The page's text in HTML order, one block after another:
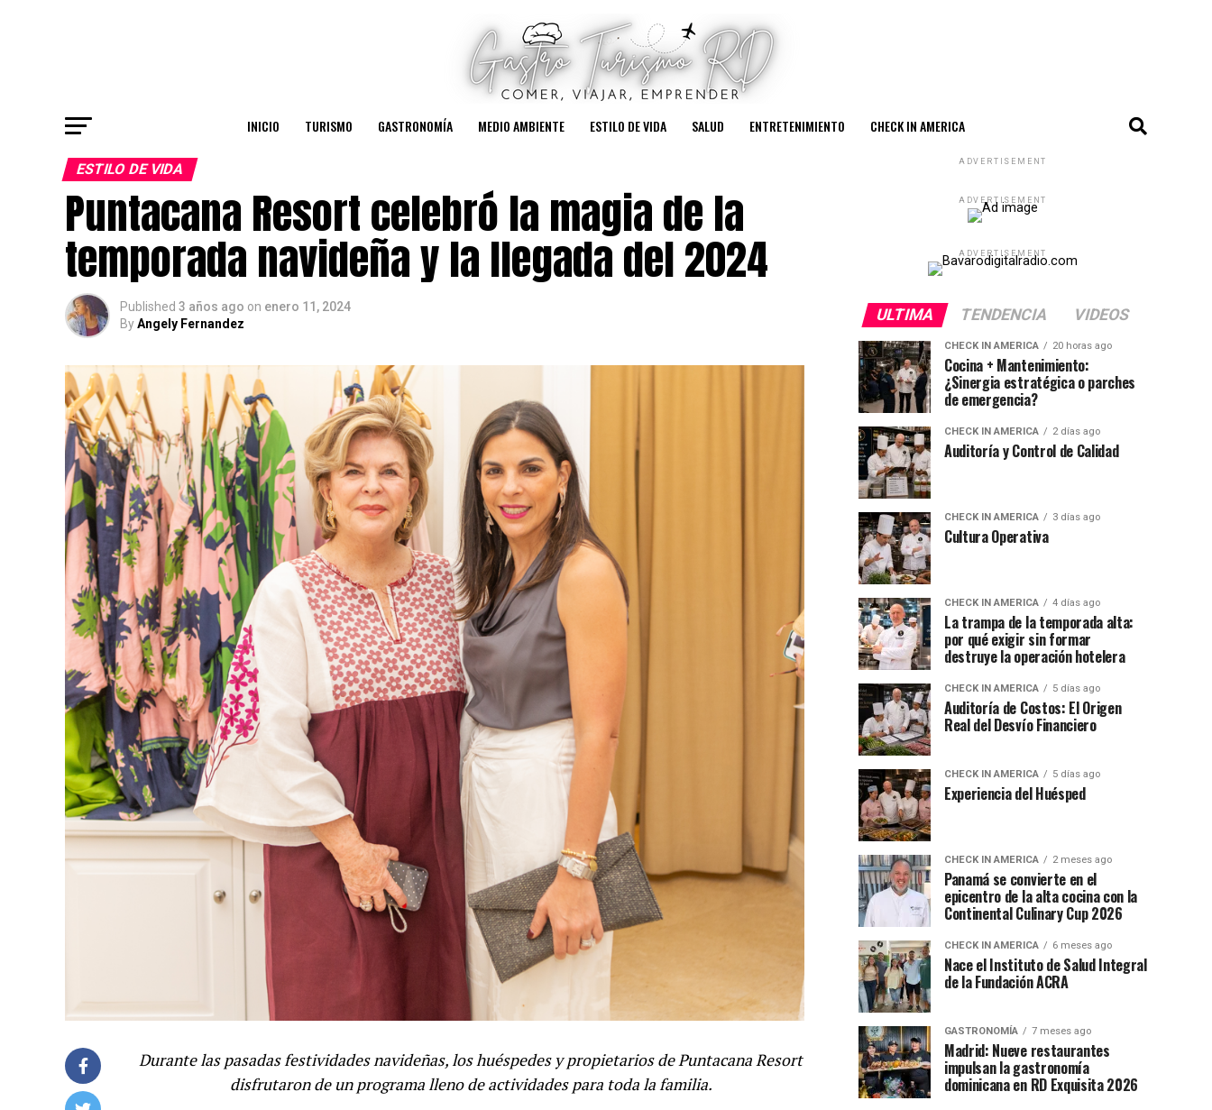
INICIO TURISMO GASTRONOMÍA MEDIO AMBIENTE ESTILO DE VIDA SALUD ENTRETENIMIENTO CHECK IN AMERICA
ESTILO DE VIDA
Puntacana Resort celebró la magia de la
temporada navideña y la llegada del 2024
Published 3 años ago on enero 11, 2024
ByAngely Fernandez
Durante las pasadas festividades navideñas, los huéspedes y propietarios de Puntacana Resort
disfrutaron de un programa lleno de actividades para toda la familia.
ADVERTISEMENT
ADVERTISEMENT
ADVERTISEMENT
ULTIMA TENDENCIA VIDEOS
CHECK IN AMERICA 20 horas ago
Cocina + Mantenimiento:
¿Sinergia estratégica o parches
de emergencia?
CHECK IN AMERICA 2 días ago
Auditoría y Control de Calidad
CHECK IN AMERICA 3 días ago
Cultura Operativa
CHECK IN AMERICA 4 días ago
La trampa de la temporada alta:
por qué exigir sin formar
destruye la operación hotelera
CHECK IN AMERICA 5 días ago
Auditoría de Costos: El Origen
Real del Desvío Financiero
CHECK IN AMERICA 5 días ago
Experiencia del Huésped
CHECK IN AMERICA 2 meses ago
Panamá se convierte en el
epicentro de la alta cocina con la
Continental Culinary Cup 2026
CHECK IN AMERICA 6 meses ago
Nace el Instituto de Salud Integral
de la Fundación ACRA
GASTRONOMÍA 7 meses ago
Madrid: Nueve restaurantes
impulsan la gastronomía
dominicana en RD Exquisita 2026